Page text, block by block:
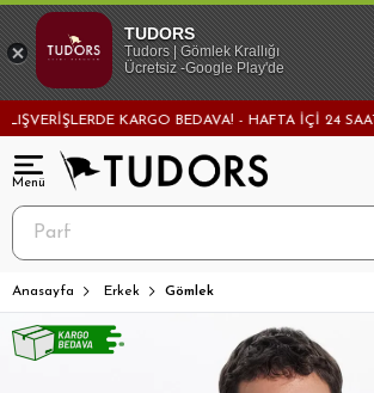
KARGO BEDAVA! - HAFTA İÇİ 24 SAATTE
Anasayfa Erkek Gömlek
TUDORS
Tudors | Gömlek Krallığı
Ücretsiz -Google Play'de